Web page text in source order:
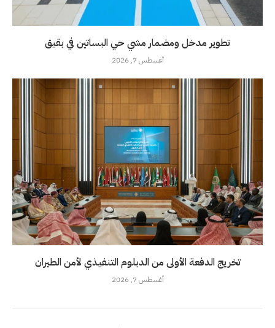
تطوير مدخل ومضمار مشي حي البساتين في بقيق
أغسطس 7, 2026
تخريج الدفعة الأولى من الدبلوم التنفيذي لأمن الطيران
أغسطس 7, 2026